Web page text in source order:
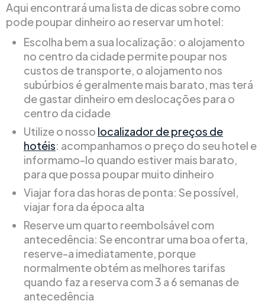
Aqui encontrará uma lista de dicas sobre como
pode poupar dinheiro ao reservar um hotel:
Escolha bem a sua localização: o alojamento
no centro da cidade permite poupar nos
custos de transporte, o alojamento nos
subúrbios é geralmente mais barato, mas terá
de gastar dinheiro em deslocações para o
centro da cidade
Utilize o nosso localizador de preços de
hotéis: acompanhamos o preço do seu hotel e
informamo-lo quando estiver mais barato,
para que possa poupar muito dinheiro
Viajar fora das horas de ponta: Se possível,
viajar fora da época alta
Reserve um quarto reembolsável com
antecedência: Se encontrar uma boa oferta,
reserve-a imediatamente, porque
normalmente obtém as melhores tarifas
quando faz a reserva com 3 a 6 semanas de
antecedência